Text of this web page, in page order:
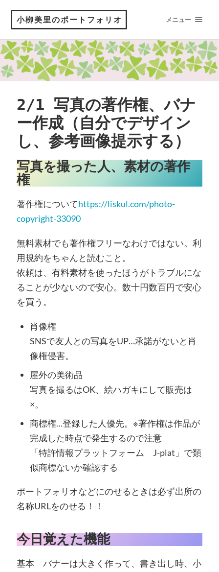
小栁美里のポートフォリオ メニュー
2/1 写真の著作権、バナ
ー作成（自分でデザイン
し、参考画像提示する）
写真を撮った人、素材の著作
権
著作権についてhttps://liskul.com/photo-
copyright-33090
無料素材でも著作権フリーなわけではない。利
用規約をちゃんと読むこと。
依頼は、有料素材を使ったほうがトラブルにな
ることが少ないので安心。数十円数百円で安心
を買う。
肖像権
SNSで友人との写真をUP…承諾がないと肖
像権侵害。
屋外の美術品
写真を撮るはOK、絵ハガキにして販売は
×。
商標権…登録した人優先。※著作権は作品が
完成した時点で発生するので注意
「特許情報プラットフォーム J-plat」で類
似商標ないか確認する
ポートフォリオなどにのせるときは必ず出所の
名称URLをのせる！！
今日覚えた機能
基本 バナーは大きく作って、書き出し時、小